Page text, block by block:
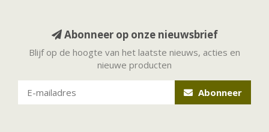
Abonneer op onze nieuwsbrief
Blijf op de hoogte van het laatste nieuws, acties en
nieuwe producten
Abonneer